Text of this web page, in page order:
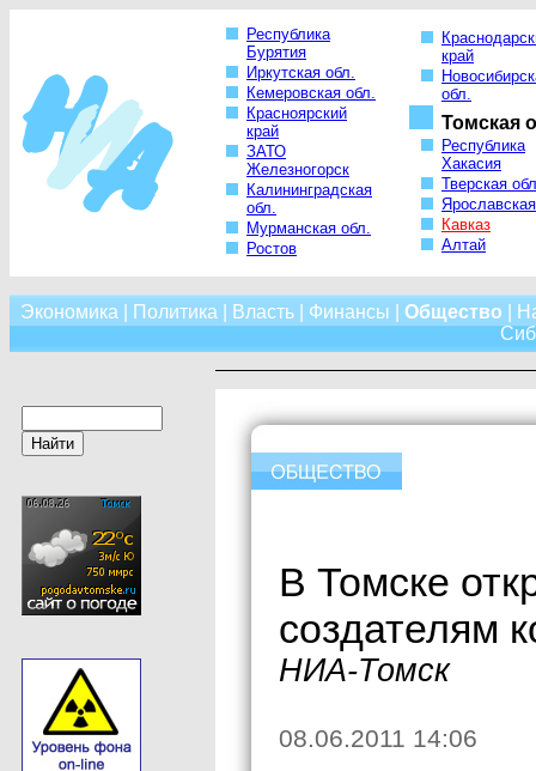
Республика
Бурятия
Иркутская обл.
Кемеровская обл.
Красноярский
край
ЗАТО
Железногорск
Калининградская
обл.
Мурманская обл.
Ростов
край
обл.
Томская
Республика
Хакасия
Тверская
Кавказ
Алтай
Экономика Политика Власть| Финансы Общество
В Томске
создателям
НИА-Томск
08.06.2011 14:06